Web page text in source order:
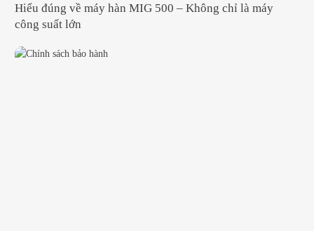
Hiểu đúng về máy hàn MIG 500 – Không chỉ là máy
công suất lớn